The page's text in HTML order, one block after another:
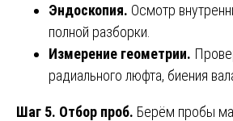
Эндоскопия. Осмотр
полной разборки.
Измерение геометрии.
радиального люфта, биения
Шаг 5. Отбор проб. Берём пробы